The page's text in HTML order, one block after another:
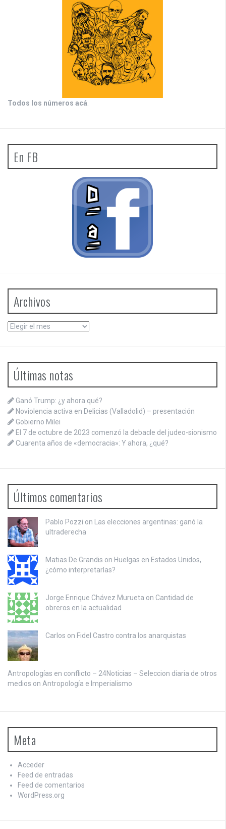
Todos los números acá.
En FB
Archivos
Archivos
Últimas notas
Ganó Trump: ¿y ahora qué?
Noviolencia activa en Delicias (Valladolid) – presentación
Gobierno Milei
El 7 de octubre de 2023 comenzó la debacle del judeo-sionismo
Cuarenta años de «democracia»: Y ahora, ¿qué?
Últimos comentarios
Pablo Pozzi on Las elecciones argentinas: ganó la
ultraderecha
Matias De Grandis on Huelgas en Estados Unidos,
¿cómo interpretarlas?
Jorge Enrique Chávez Murueta on Cantidad de
obreros en la actualidad
Carlos on Fidel Castro contra los anarquistas
Antropologías en conflicto – 24Noticias – Seleccion diaria de otros
medios on Antropología e Imperialismo
Meta
Acceder
Feed de entradas
Feed de comentarios
WordPress.org